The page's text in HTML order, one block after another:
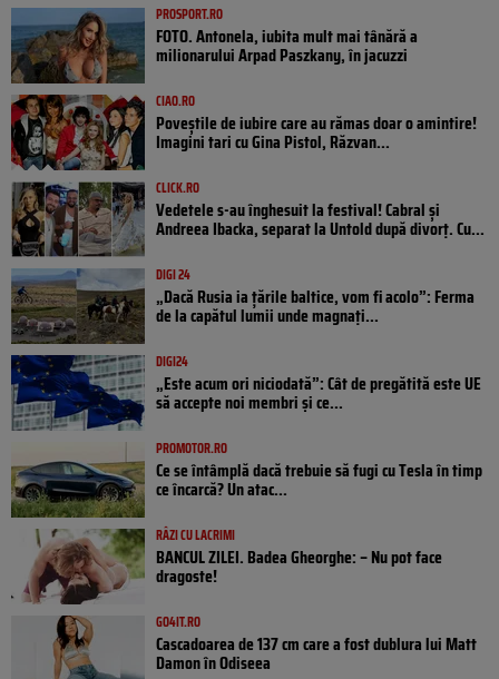
PROSPORT.RO
FOTO. Antonela, iubita mult mai tânără a
milionarului Arpad Paszkany, în jacuzzi
CIAO.RO
Poveştile de iubire care au rămas doar o amintire!
Imagini tari cu Gina Pistol, Răzvan...
CLICK.RO
Vedetele s-au înghesuit la festival! Cabral și
Andreea Ibacka, separat la Untold după divorț. Cu...
DIGI 24
„Dacă Rusia ia țările baltice, vom fi acolo”: Ferma
de la capătul lumii unde magnați...
DIGI24
„Este acum ori niciodată”: Cât de pregătită este UE
să accepte noi membri și ce...
PROMOTOR.RO
Ce se întâmplă dacă trebuie să fugi cu Tesla în timp
ce încarcă? Un atac...
RÂZI CU LACRIMI
BANCUL ZILEI. Badea Gheorghe: – Nu pot face
dragoste!
GO4IT.RO
Cascadoarea de 137 cm care a fost dublura lui Matt
Damon în Odiseea